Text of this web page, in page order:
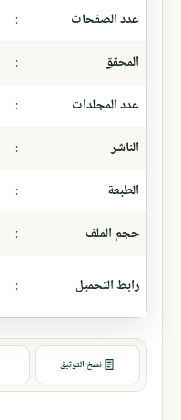
عدد الصفحات
:
المحقق
:
عدد المجلدات
:
الناشر
:
الطبعة
:
حجم الملف
:
رابط التحميل :
نسخ التوثيق